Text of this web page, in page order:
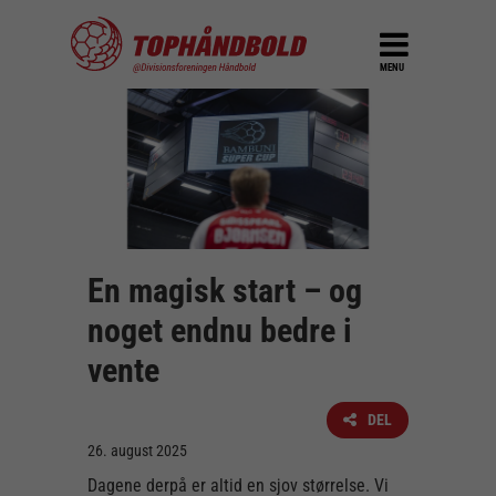
MENU
En magisk start – og
noget endnu bedre i
vente
DEL
26. august 2025
Dagene derpå er altid en sjov størrelse. Vi